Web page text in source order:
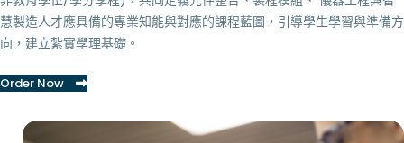
慧製造人才應具備的專業知能與對應的課程藍圖，引導學生學習與準備方
向，建立紮實學理基礎。
Order Now